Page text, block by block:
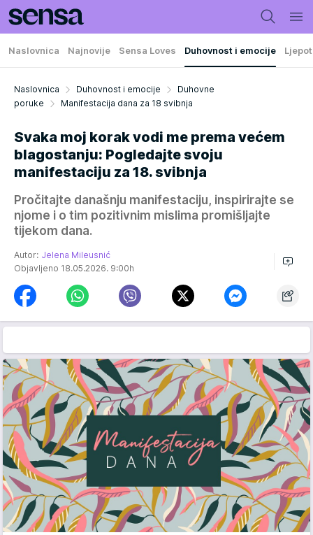
Naslovnica Najnovije Sensa Loves Duhovnost i emocije
Naslovnica Duhovnost i emocije
Duhovne
poruke
Manifestacija dana za 18 svibnja
Svaka moj korak vodi me prema većem
blagostanju: Pogledajte svoju
manifestaciju za 18. svibnja
Pročitajte današnju manifestaciju, inspirirajte se
njome i o tim pozitivnim mislima promišljajte
tijekom dana.
Autor: Jelena Mileusnić
Objavljeno 18.05.2026. 9:00h